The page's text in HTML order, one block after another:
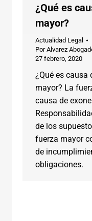
¿Qué es
mayor?
Actualidad Legal
PorAlvarez
27 febrero, 2020
¿Qué es causa
mayor? La
causa de
de los
fuerza mayor
de
obligaciones.